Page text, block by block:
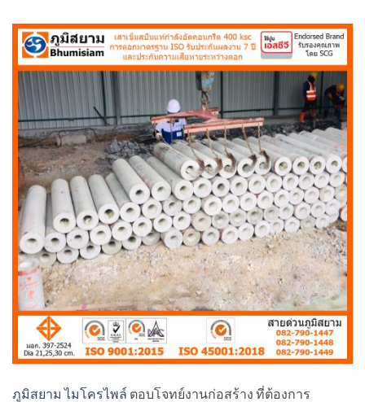
ภูมิสยาม ไมโครไพล์ ตอบโจทย์งานก่อสร้าง ที่ต้องการ